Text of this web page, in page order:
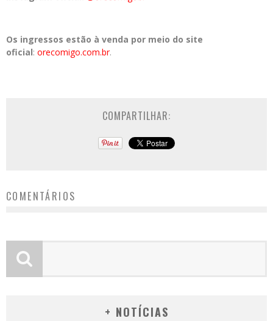
Os ingressos estão à venda por meio do site
oficial: orecomigo.com.br.
COMPARTILHAR:
COMENTÁRIOS
+ NOTÍCIAS